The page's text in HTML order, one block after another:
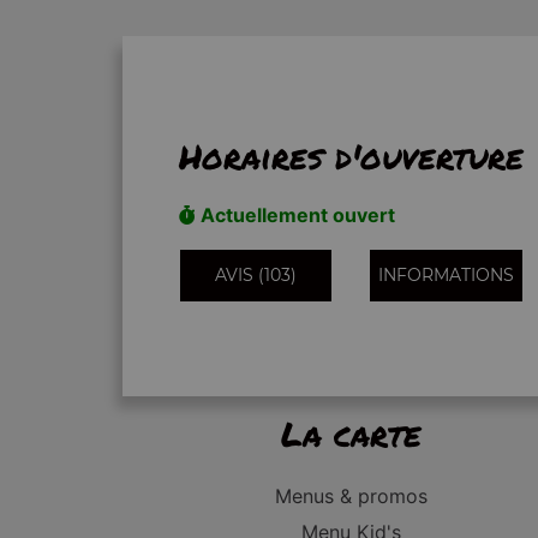
Horaires d'ouverture
Actuellement ouvert
AVIS (103) INFORMATIONS
La carte
Menus & promos
Menu Kid's